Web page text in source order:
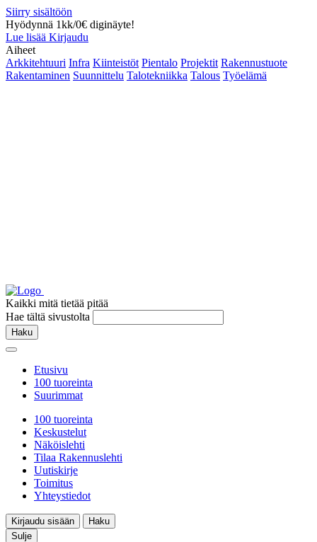
Siirry sisältöön
Hyödynnä 1kk/0€ diginäyte!
Lue lisää Kirjaudu
Aiheet
Arkkitehtuuri Infra Kiinteistöt Pientalo Projektit Rakennustuote
Rakentaminen Suunnittelu Talotekniikka Talous Työelämä
Kaikki mitä tietää pitää
Hae tältä sivustolta
Haku
Etusivu
100 tuoreinta
Suurimmat
100 tuoreinta
Keskustelut
Näköislehti
Tilaa Rakennuslehti
Uutiskirje
Toimitus
Yhteystiedot
Kirjaudu sisään
Haku
Sulje